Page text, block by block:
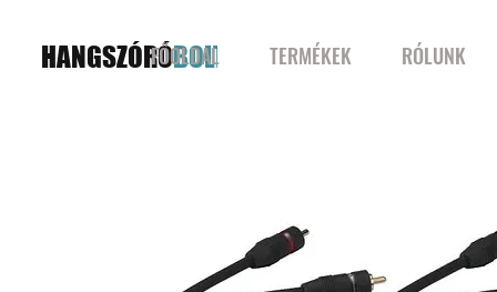
HANGSZÓRÓBOLT
FŐOLDAL TERMÉKEK RÓLUNK